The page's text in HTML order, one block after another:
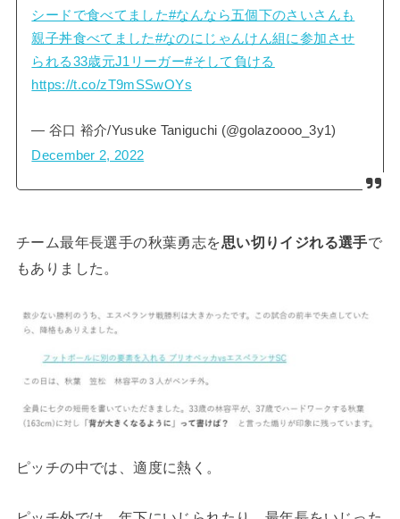
シードで食べてました#なんなら五個下のさいさんも
親子丼食べてました#なのにじゃんけん組に参加させ
られる33歳元J1リーガー#そして負ける
https://t.co/zT9mSSwOYs
— 谷口 裕介/Yusuke Taniguchi (@golazoooo_3y1)
December 2, 2022
チーム最年長選手の秋葉勇志を思い切りイジれる選手で
もありました。
ピッチの中では、適度に熱く。